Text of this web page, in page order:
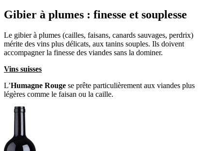
Gibier à plumes : finesse et souplesse
Le gibier à plumes (cailles, faisans, canards sauvages, perdrix)
mérite des vins plus délicats, aux tanins souples. Ils doivent
accompagner la finesse des viandes sans la dominer.
Vins suisses
L’Humagne Rouge se prête particulièrement aux viandes plus
légères comme le faisan ou la caille.